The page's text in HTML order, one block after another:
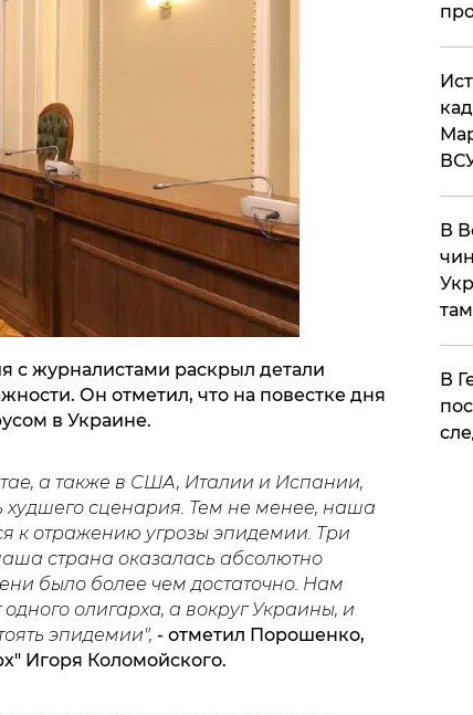
с журналистами раскрыл детали
Он отметил, что на повестке дня
в Украине.
а также в США, Италии и Испании,
худшего сценария. Тем не менее, наша
к отражению угрозы эпидемии. Три
страна оказалась абсолютно
было более чем достаточно. Нам
олигарха, а вокруг Украины, и
эпидемии", - отметил Порошенко,
Игоря Коломойского.
В
​В